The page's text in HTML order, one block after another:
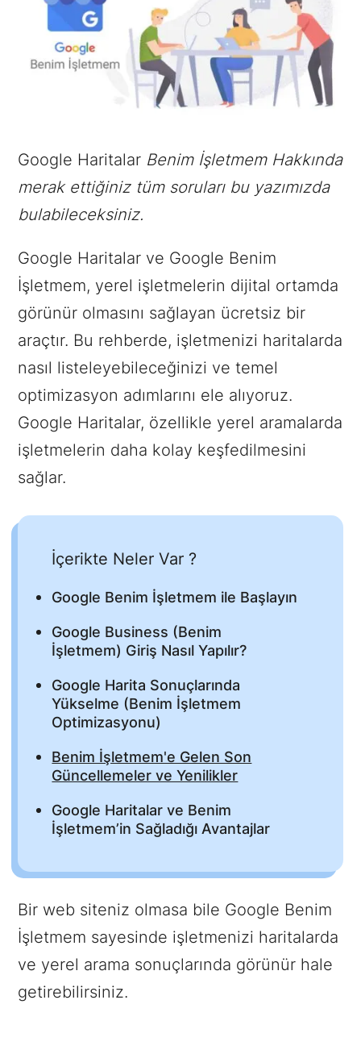
Google Haritalar Benim İşletmem Hakkında
merak ettiğiniz tüm soruları bu yazımızda
bulabileceksiniz.
Google Haritalar ve Google Benim
İşletmem, yerel işletmelerin dijital ortamda
görünür olmasını sağlayan ücretsiz bir
araçtır. Bu rehberde, işletmenizi haritalarda
nasıl listeleyebileceğinizi ve temel
optimizasyon adımlarını ele alıyoruz.
Google Haritalar, özellikle yerel aramalarda
işletmelerin daha kolay keşfedilmesini
sağlar.
İçerikte Neler Var ?
Google Benim İşletmem ile Başlayın
Google Business (Benim
İşletmem) Giriş Nasıl Yapılır?
Google Harita Sonuçlarında
Yükselme (Benim İşletmem
Optimizasyonu)
Benim İşletmem'e Gelen Son
Güncellemeler ve Yenilikler
Google Haritalar ve Benim
İşletmem’in Sağladığı Avantajlar
Bir web siteniz olmasa bile Google Benim
İşletmem sayesinde işletmenizi haritalarda
ve yerel arama sonuçlarında görünür hale
getirebilirsiniz.